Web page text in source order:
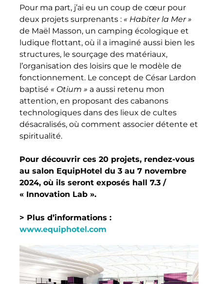
Pour ma part, j’ai eu un coup de cœur pour
deux projets surprenants : « Habiter la Mer »
de Maël Masson, un camping écologique et
ludique flottant, où il a imaginé aussi bien les
structures, le sourçage des matériaux,
l’organisation des loisirs que le modèle de
fonctionnement. Le concept de César Lardon
baptisé « Otium » a aussi retenu mon
attention, en proposant des cabanons
technologiques dans des lieux de cultes
désacralisés, où comment associer détente et
spiritualité.
Pour découvrir ces 20 projets, rendez-vous
au salon EquipHotel du 3 au 7 novembre
2024, où ils seront exposés hall 7.3 /
« Innovation Lab ».
> Plus d’informations :
www.equiphotel.com